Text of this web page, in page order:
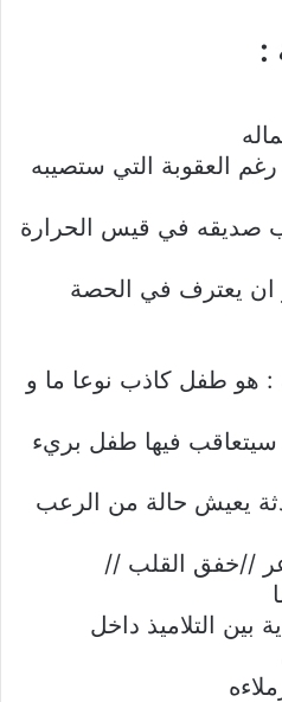
:
العقوبة التي ستصيبه
صديقه في قيس الحرارة
ان يعترف في الحصة
: هو طفل كاذب نوعا ما و
سيتعاقب فيها طفل بريء
يعيش حالة من الرعب
//خفق القلب //
بين التلاميذ داخل